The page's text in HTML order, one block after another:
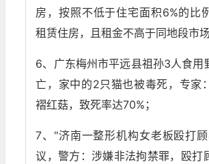
房，按照不低于住宅面积6%的比
租赁住房，且租金不高于同地段市场
6、广东梅州市平远县祖孙3人食用
亡，家中的2只猫也被毒死，专家
褶红菇，致死率达70%；
7、"济南一整形机构女老板殴打
议，警方：涉嫌非法拘禁罪，殴打